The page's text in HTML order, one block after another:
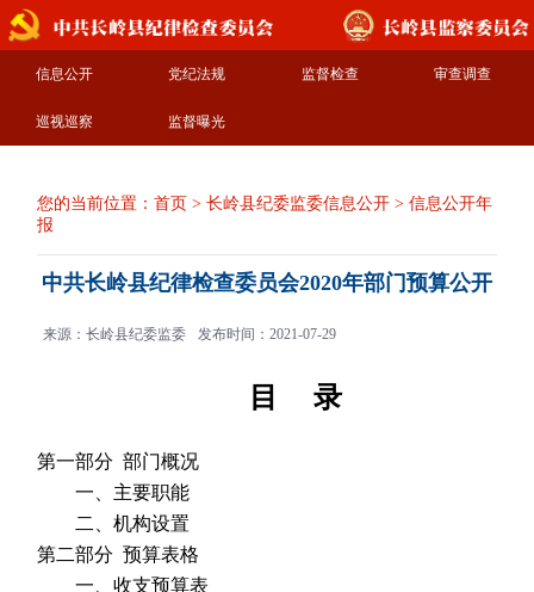
信息公开 党纪法规 监督检查 审查调查
巡视巡察 监督曝光
您的当前位置：首页 >长岭县纪委监委信息公开 >信息公开年
报
中共长岭县纪律检查委员会2020年部门预算公开
来源：长岭县纪委监委 发布时间：2021-07-29
目 录
第一部分 部门概况
一、主要职能
二、机构设置
第二部分 预算表格
一、收支预算表